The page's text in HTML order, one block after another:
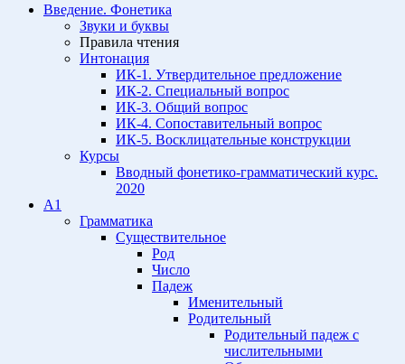
Введение. Фонетика
Звуки и буквы
Правила чтения
Интонация
ИК-1. Утвердительное предложение
ИК-2. Специальный вопрос
ИК-3. Общий вопрос
ИК-4. Сопоставительный вопрос
ИК-5. Восклицательные конструкции
Курсы
Вводный фонетико-грамматический курс.
2020
A1
Грамматика
Существительное
Род
Число
Падеж
Именительный
Родительный
Родительный падеж с
числительными